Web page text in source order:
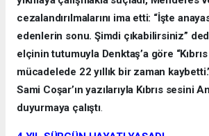
cezalandırılmalarını ima etti: “İşte
edenlerin sonu. Şimdi çıkabilirsiniz”
elçinin tutumuyla Denktaş’a göre
mücadelede 22 yıllık bir zaman
Sami Coşar’ın yazılarıyla Kıbrıs sesini
duyurmaya çalıştı.